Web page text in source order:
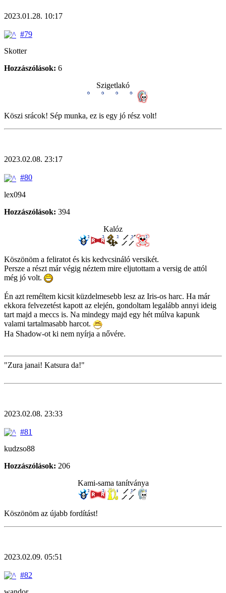
2023.01.28. 10:17
#79
Skotter
Hozzászólások: 6
Szigetlakó
Köszi srácok! Sép munka, ez is egy jó rész volt!
2023.02.08. 23:17
#80
lex094
Hozzászólások: 394
Kalóz
Köszönöm a feliratot és kis kedvcsináló versikét.
Persze a részt már végig néztem mire eljutottam a versig de attól
még jó volt.
Én azt reméltem kicsit küzdelmesebb lesz az Iris-os harc. Ha már
ekkora felvezetést kapott az elején, gondoltam legalább annyi ideig
tart majd a meccs is. Na mindegy majd egy hét múlva kapunk
valami tartalmasabb harcot.
Ha Shadow-ot ki nem nyírja a nővére.
"Zura janai! Katsura da!"
2023.02.08. 23:33
#81
kudzso88
Hozzászólások: 206
Kami-sama tanítványa
Köszönöm az újabb fordítást!
2023.02.09. 05:51
#82